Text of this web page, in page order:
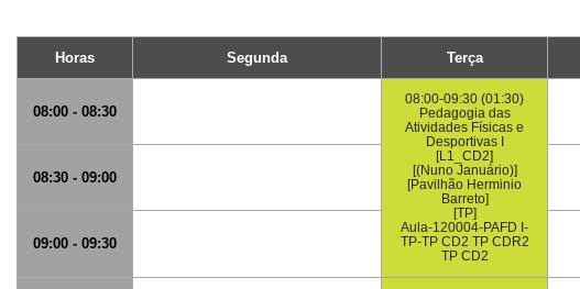
Horas Segunda Terça
08:00 - 08:30
08:00-09:30 (01:30)
Pedagogia das
Atividades Físicas e
Desportivas I
[L1_CD2]
[(Nuno Januário)]
[Pavilhão Herminio
Barreto]
[TP]
Aula-120004-PAFD I-
TP-TP CD2 TP CDR2
TP CD2
08:30 - 09:00
09:00 - 09:30